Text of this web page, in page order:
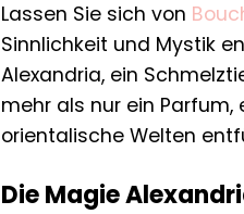
Lassen Sie sich von
Sinnlichkeit und Mystik
Alexandria, ein
mehr als nur ein Parfum,
orientalische Welten
Die Magie